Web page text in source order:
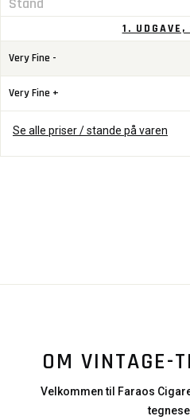
Stand
1.
Very Fine -
Very Fine +
Se alle priser / stande på varen
OM VINTAGE-
Velkommen til Faraos